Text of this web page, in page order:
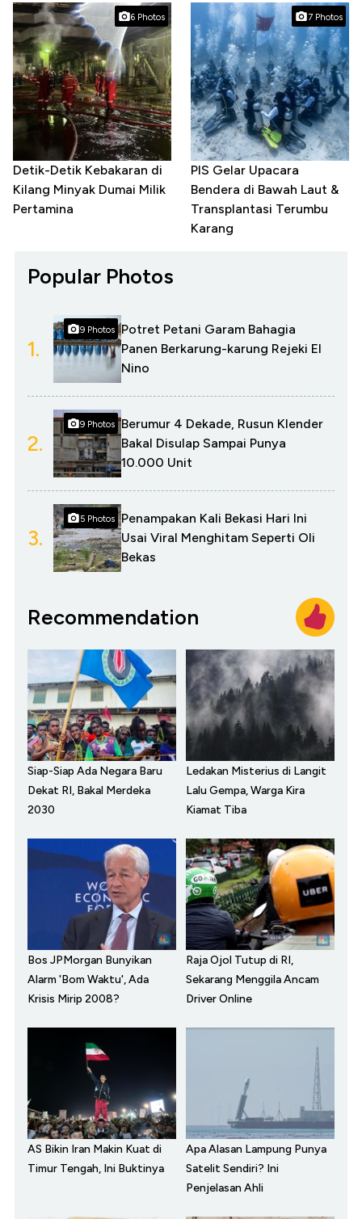
6 Photos
Detik-Detik Kebakaran di
Kilang Minyak Dumai Milik
Pertamina
7 Photos
PIS Gelar Upacara
Bendera di Bawah Laut &
Transplantasi Terumbu
Karang
Popular Photos
1.
9 Photos
Potret Petani Garam Bahagia
Panen Berkarung-karung Rejeki El
Nino
2.
9 Photos
Berumur 4 Dekade, Rusun Klender
Bakal Disulap Sampai Punya
10.000 Unit
3.
5 Photos
Penampakan Kali Bekasi Hari Ini
Usai Viral Menghitam Seperti Oli
Bekas
Recommendation
Siap-Siap Ada Negara Baru
Dekat RI, Bakal Merdeka
2030
Ledakan Misterius di Langit
Lalu Gempa, Warga Kira
Kiamat Tiba
Bos JPMorgan Bunyikan
Alarm 'Bom Waktu', Ada
Krisis Mirip 2008?
Raja Ojol Tutup di RI,
Sekarang Menggila Ancam
Driver Online
AS Bikin Iran Makin Kuat di
Timur Tengah, Ini Buktinya
Apa Alasan Lampung Punya
Satelit Sendiri? Ini
Penjelasan Ahli